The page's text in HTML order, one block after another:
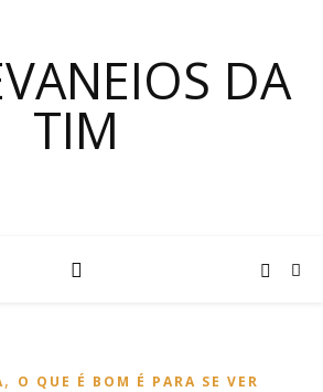
DA
TIM
, O QUE É BOM É PARA SE VER